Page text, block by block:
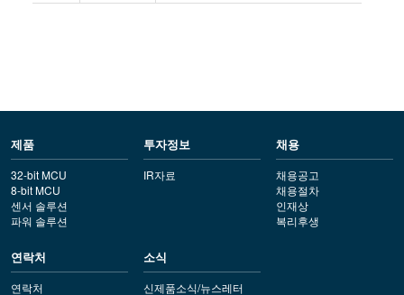
제품
32-bit MCU
8-bit MCU
센서 솔루션
파워 솔루션
투자정보
IR자료
채용
채용공고
채용절차
인재상
복리후생
연락처
연락처
소식
신제품소식/뉴스레터